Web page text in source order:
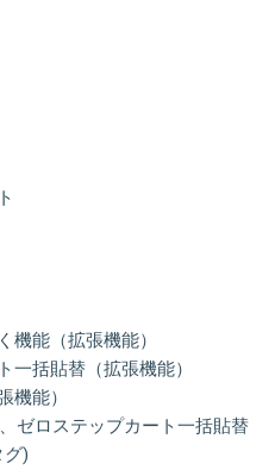
機能（拡張機能）
一括貼替（拡張機能）
機能）
ゼロステップカート一括貼替
グ)